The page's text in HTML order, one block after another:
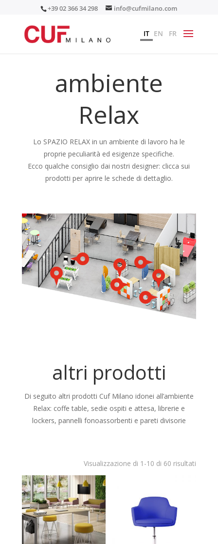
+39 02 366 34 298 info@cufmilano.com
IT EN FR
ambiente
Relax
Lo SPAZIO RELAX in un ambiente di lavoro ha le
proprie peculiarità ed esigenze specifiche.
Ecco qualche consiglio dai nostri designer: clicca sui
prodotti per aprire le schede di dettaglio.
altri prodotti
Di seguito altri prodotti Cuf Milano idonei all’ambiente
Relax: coffe table, sedie ospiti e attesa, librerie e
lockers, pannelli fonoassorbenti e pareti divisorie
Visualizzazione di 1-10 di 60 risultati